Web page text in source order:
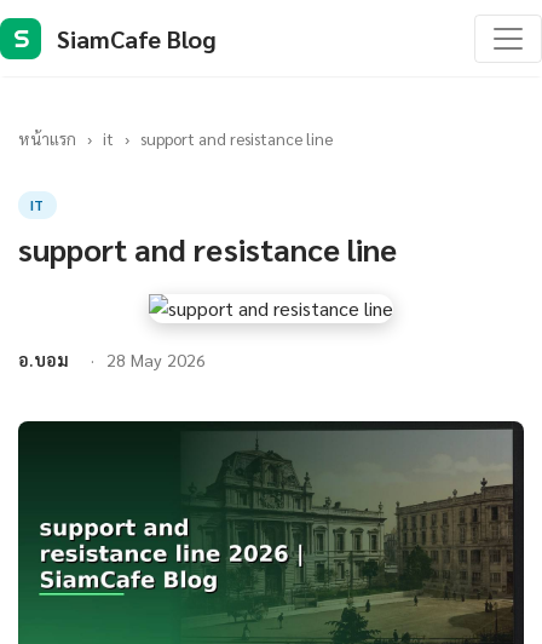
S SiamCafe Blog
หน้าแรก › it › support and resistance line
IT
support and resistance line
อ.บอม 28 May 2026